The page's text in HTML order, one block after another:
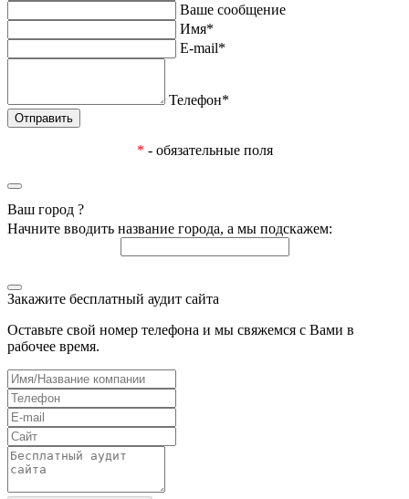
Ваше сообщение
Имя*
E-mail*
Телефон*
* - обязательные поля
Ваш город ?
Начните вводить название города, а мы подскажем:
Закажите бесплатный аудит сайта
Оставьте свой номер телефона и мы свяжемся с Вами в
рабочее время.